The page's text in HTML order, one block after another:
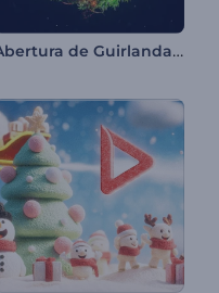
Abertura de Guirlanda de Natal